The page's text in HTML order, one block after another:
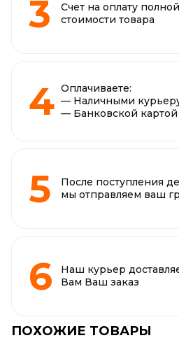
Счет на оплату полной
стоимости товара
Оплачиваете:
— Наличными
— Банковской картой
После поступления
мы отправляем ваш
Наш курьер
Вам Ваш заказ
ПОХОЖИЕ ТОВАРЫ